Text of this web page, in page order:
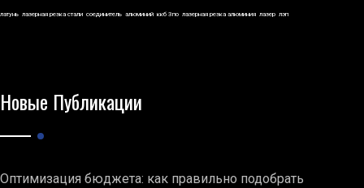
латунь лазерная резка стали соединитель алюминий ккб 3по лазерная резка алюминия лазер лэп
Новые Публикации
Оптимизация бюджета: как правильно подобрать